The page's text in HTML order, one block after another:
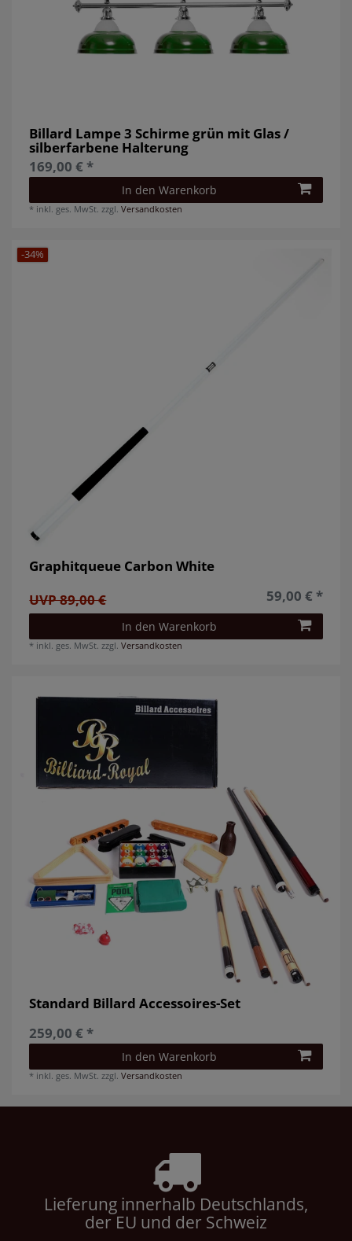
Billard Lampe 3 Schirme grün mit Glas /
silberfarbene Halterung
169,00 € *
In den Warenkorb
* inkl. ges. MwSt. zzgl.Versandkosten
-34%
Graphitqueue Carbon White
UVP 89,00 €
59,00 € *
In den Warenkorb
* inkl. ges. MwSt. zzgl.Versandkosten
Standard Billard Accessoires-Set
259,00 € *
In den Warenkorb
* inkl. ges. MwSt. zzgl.Versandkosten
Lieferung innerhalb Deutschlands,
der EU und der Schweiz